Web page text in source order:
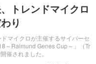
トレンドマイクロ
り
マイクロが主催するサイバーセ
～Raimund Genes Cup～」（Tr
催されました。